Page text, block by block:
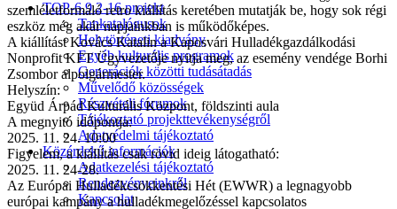
TOP-6.9.2-16 projekt
Tankatalógusok
Helytörténeti kiadvány
Egyéb kulturális programok
Generációk közötti tudásátadás
Művelődő közösségek
Részvételi fórumok
Tájékoztató projekttevékenységről
Adatvédelmi tájékoztató
Közérdekű információk
Adatkezelési tájékoztató
Rendezvényeinkről
Kapcsolat
szemléletformáló retro kiállítás keretében mutatják be, hogy sok régi
eszköz még akár napjainkban is működőképes.
A kiállítást Kovács Katalin a Kaposvári Hulladékgazdálkodási
Nonprofit KFT Ügyvezetője nyitja meg, az esemény vendége Borhi
Zsombor alpolgármester.
Helyszín:
Együd Árpád Kulturális Központ, földszinti aula
A megnyitó időpontja:
2025. 11. 24. 10:00
Figyelem, a kiállítás csak rövid ideig látogatható:
2025. 11. 24-28.
Az Európai Hulladékcsökkentési Hét (EWWR) a legnagyobb
európai kampány a hulladékmegelőzéssel kapcsolatos